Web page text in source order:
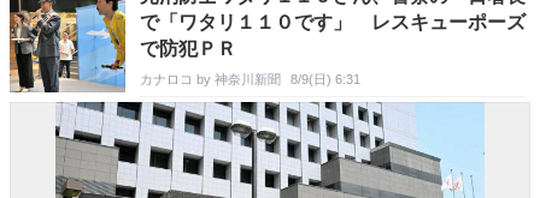
で「ワタリ１１０です」 レスキューポーズ
で防犯ＰＲ
カナロコ by 神奈川新聞 8/9(日) 6:31